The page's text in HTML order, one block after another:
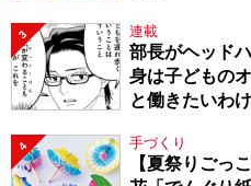
3 連載
部長がヘッド
身は子どもの
と働きたいわ
4 手づくり
【夏祭りごっ